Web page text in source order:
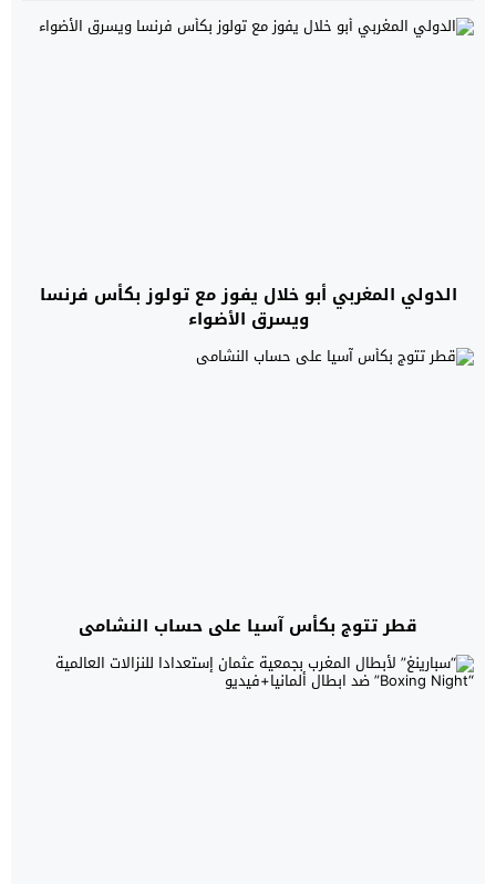
الدولي المغربي أبو خلال يفوز مع تولوز بكأس فرنسا
ويسرق الأضواء
قطر تتوج بكأس آسيا على حساب النشامى